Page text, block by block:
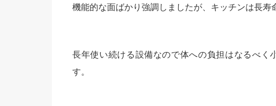
機能的な面ばかり強調しましたが、キッチンは長寿
長年使い続ける設備なので体への負担はなるべく
す。